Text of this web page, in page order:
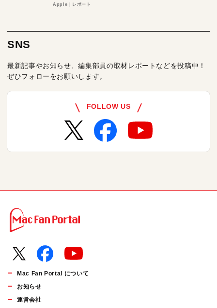
る理由とは
Apple レポート
SNS
最新記事やお知らせ、編集部員の取材レポートなどを投稿中！
ぜひフォローをお願いします。
FOLLOW US
Mac Fan Portal について
お知らせ
運営会社